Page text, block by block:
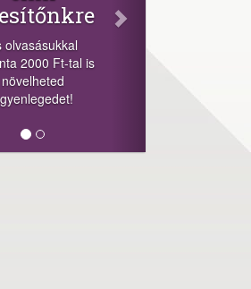
sorsolás napján! A
lehetőséget. Lájkolj is